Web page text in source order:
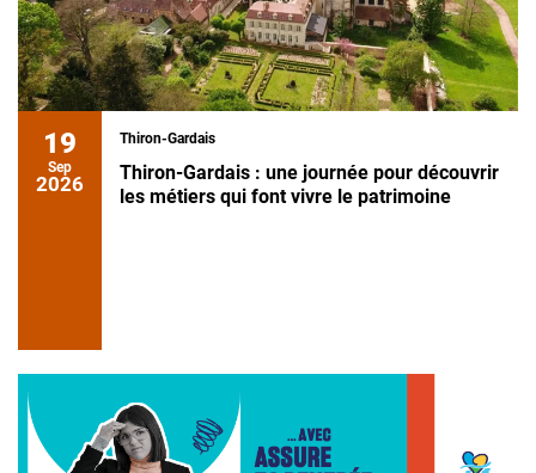
19
Sep
2026
Thiron-Gardais
Thiron-Gardais : une journée pour découvrir
les métiers qui font vivre le patrimoine